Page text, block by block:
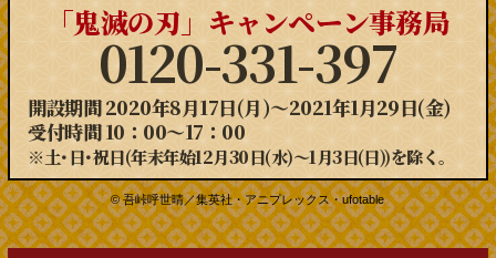
「鬼滅の刃」キャンペーン事務局
0120-331-397
開設期間 2020年8月17日(月)～2021年1月29日(金)
受付時間 10：00～17：00
※土･日･祝日(年末年始12月30日(水)〜1月3日(日))を除く。
© 吾峠呼世晴／集英社・アニプレックス・ufotable